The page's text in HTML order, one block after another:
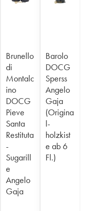
Brunello
di
Montalc
ino
DOCG
Pieve
Santa
Restituta
-
Sugarill
e
Angelo
Gaja
Barolo
DOCG
Sperss
Angelo
Gaja
(Origina
l-
holzkist
e ab 6
Fl.)